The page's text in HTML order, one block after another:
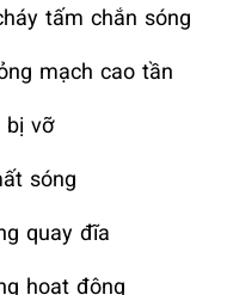
tấm chắn sóng
mạch cao tần
bị vỡ
sóng
quay đĩa
hoạt động